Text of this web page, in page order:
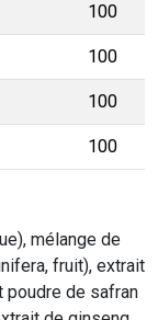
100
100
100
100
mélange de
fruit), extrait
poudre de safran